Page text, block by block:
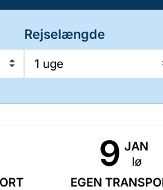
Rejselængde
1 uge
9 JAN
lø
EGEN